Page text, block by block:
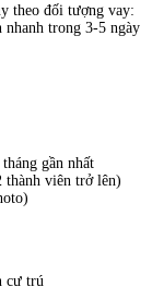
theo đối tượng vay:
nhanh trong 3-5 ngày
gần nhất
viên trở lên)
cư trú